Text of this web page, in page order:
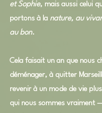
et Sophie, mais aussi celui
portons à la nature, au
au bon.
Cela faisait un an que nous
déménager, à quitter
revenir à un mode de vie
qui nous sommes vraiment